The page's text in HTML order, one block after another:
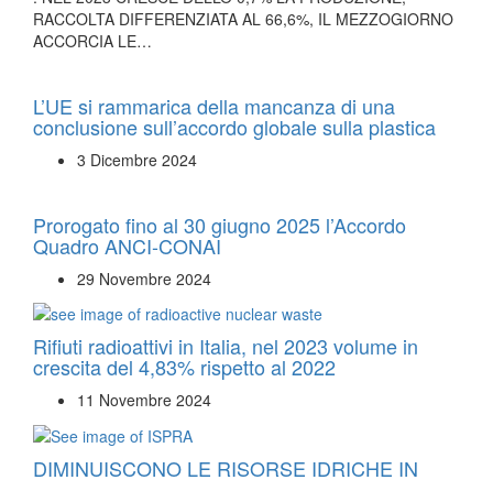
RACCOLTA DIFFERENZIATA AL 66,6%, IL MEZZOGIORNO
ACCORCIA LE…
L’UE si rammarica della mancanza di una
conclusione sull’accordo globale sulla plastica
3 Dicembre 2024
Prorogato fino al 30 giugno 2025 l’Accordo
Quadro ANCI-CONAI
29 Novembre 2024
Rifiuti radioattivi in Italia, nel 2023 volume in
crescita del 4,83% rispetto al 2022
11 Novembre 2024
DIMINUISCONO LE RISORSE IDRICHE IN